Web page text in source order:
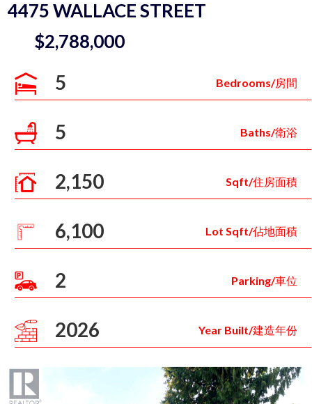
4475 WALLACE STREET
$2,788,000
5 Bedrooms/房間
5 Baths/衛浴
2,150 Sqft/住房面積
6,100 Lot Sqft/佔地面積
2 Parking/車位
2026 Year Built/建造年份